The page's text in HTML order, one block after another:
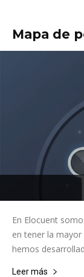
Mapa de
En Elocuent
en tener la
hemos
Leer más